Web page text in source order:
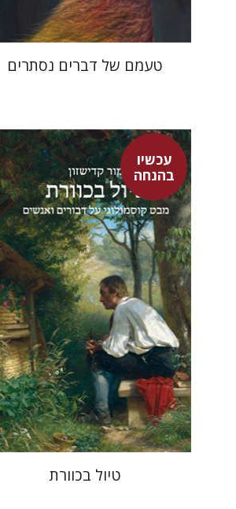
טעמם של דברים נסתרים
עכשיו
בהנחהמור קדישזון
עכשיו בהנחה
$46
$34
טיול בכוורת